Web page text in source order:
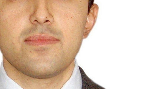
7. Колл-центр (4)
8. Квота (бакалавриат) (1)